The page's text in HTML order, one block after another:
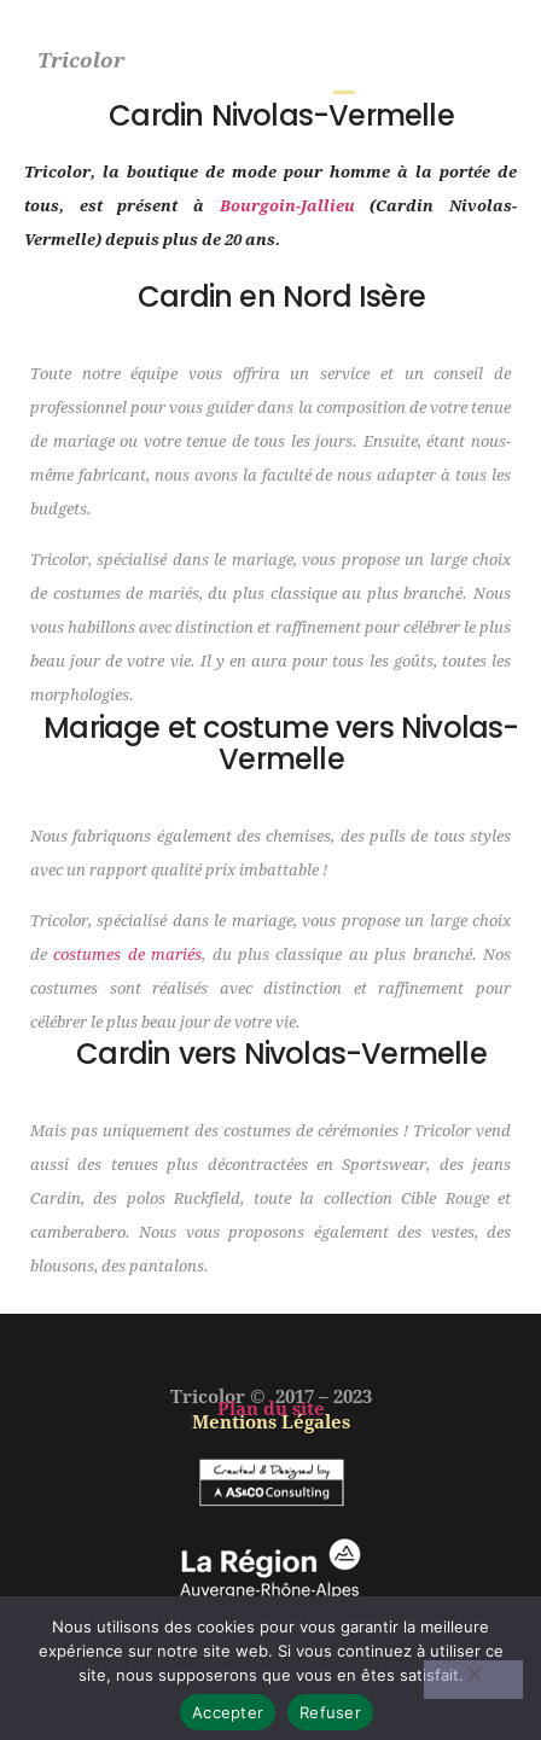
Cardin en Nord Isère
Toute notre équipe vous offrira un service et un conseil de
professionnel pour vous guider dans la composition de votre tenue
de mariage ou votre tenue de tous les jours. Ensuite, étant nous-
même fabricant, nous avons la faculté de nous adapter à tous les
budgets.
Tricolor, spécialisé dans le mariage, vous propose un large choix
de costumes de mariés, du plus classique au plus branché. Nous
vous habillons avec distinction et raffinement pour célébrer le plus
beau jour de votre vie. Il y en aura pour tous les goûts, toutes les
morphologies.
Mariage et costume vers Nivolas-
Vermelle
Nous fabriquons également des chemises, des pulls de tous styles
avec un rapport qualité prix imbattable !
Tricolor, spécialisé dans le mariage, vous propose un large choix
decostumes de mariés, du plus classique au plus branché. Nos
costumes sont réalisés avec distinction et raffinement pour
célébrer le plus beau jour de votre vie.
Cardin vers Nivolas-Vermelle
Mais pas uniquement des costumes de cérémonies ! Tricolor vend
aussi des tenues plus décontractées en Sportswear, des jeans
Cardin, des polos Ruckfield, toute la collection Cible Rouge et
camberabero. Nous vous proposons également des vestes, des
blousons, des pantalons.
Tricolor
Cardin Nivolas-Vermelle
Tricolor, la boutique de mode pour homme à la portée de
tous, est présent àBourgoin-Jallieu(Cardin Nivolas-
Vermelle) depuis plus de 20 ans.
Tricolor © 2017 – 2023
Plan du site
Mentions Légales
Nous utilisons des cookies pour vous garantir la meilleure
expérience sur notre site web. Si vous continuez à utiliser ce
site, nous supposerons que vous en êtes satisfait.
Accepter
Refuser